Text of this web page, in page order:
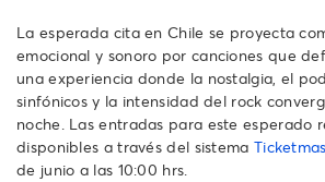
La esperada cita en Chile se proyecta
emocional y sonoro por canciones que
una experiencia donde la nostalgia, el
sinfónicos y la intensidad del rock
noche. Las entradas para este esperado
disponibles a través del sistema
de junio a las 10:00 hrs.